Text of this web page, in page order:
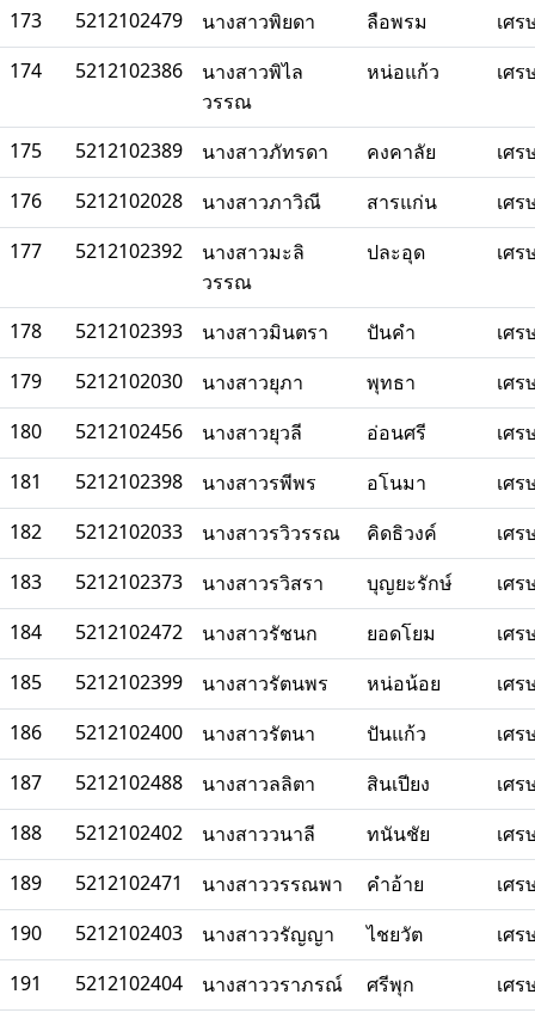
173 5212102479 นางสาวพิยดา ลือพรม
เศ
174
5212102386
นางสาวพิไล
วรรณ
หน่อแก้ว เศ
175 5212102389 นางสาวภัทรดา คงคาลัย
เศ
176
5212102028 นางสาวภาวิณี สารแก่น
เศ
177
5212102392
นางสาวมะลิ
วรรณ
ปละอุด เศ
178 5212102393 นางสาวมินตรา ปันคำ
เศ
179
5212102030 นางสาวยุภา พุทธา
เศ
180
5212102456 นางสาวยุวลี อ่อนศรี
เศ
181
5212102398 นางสาวรพีพร อโนมา
เศ
182
5212102033 นางสาวรวิวรรณ คิดธิวงค์
เศ
183
5212102373 นางสาวรวิสรา บุญยะรักษ์
เศ
184
5212102472 นางสาวรัชนก ยอดโยม
เศ
185
5212102399 นางสาวรัตนพร หน่อน้อย
เศ
186
5212102400 นางสาวรัตนา ปันแก้ว
เศ
187
5212102488 นางสาวลลิตา สินเปียง
เศ
188
5212102402 นางสาววนาลี ทนันชัย
เศ
189
5212102471 นางสาววรรณพา คำอ้าย
เศ
190
5212102403 นางสาววรัญญา ไชยวัต
เศ
191
5212102404 นางสาววราภรณ์ ศรีพุก
เศ